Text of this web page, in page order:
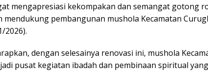
mengapresiasi kekompakan dan semangat gotong
mendukung pembangunan mushola Kecamatan
2026).
dengan selesainya renovasi ini, mushola
pusat kegiatan ibadah dan pembinaan spiritual